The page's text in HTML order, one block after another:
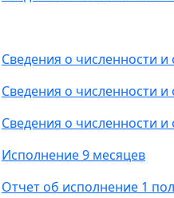
Сведения о численности и
Сведения о численности и
Сведения о численности
Исполнение 9 месяцев
Отчет об исполнение 1